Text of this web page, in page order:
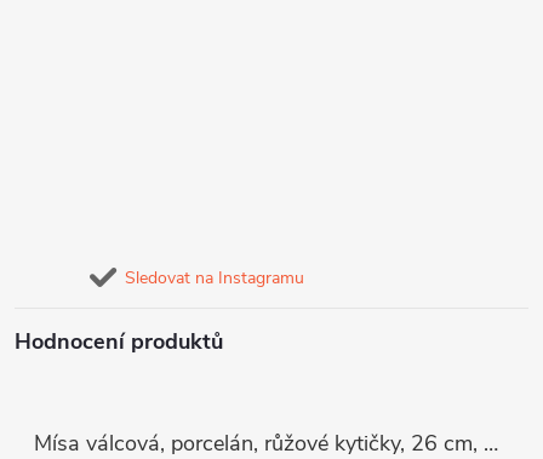
Sledovat na Instagramu
Hodnocení produktů
Mísa válcová, porcelán, růžové kytičky, 26 cm, G. Benedikt